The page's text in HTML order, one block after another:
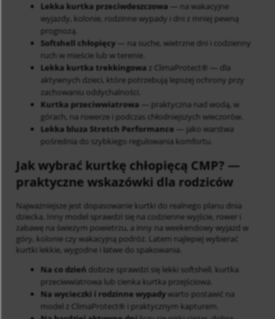
Lekka kurtka przeciwdeszczowa — na wakacyjne
wyjazdy, kolonie, rodzinne wypady i dni z mniej pewną
prognozą.
Softshell chłopięcy — na suche, wietrzne dni i codzienny
ruch w mieście lub w terenie.
Lekka kurtka trekkingowa z ClimaProtect® — dla
aktywnych dzieci, które potrzebują lepszej ochrony przy
zachowaniu oddychalności.
Kurtka przeciwwiatrowa — praktyczna nad wodą, w
górach, na rowerze i podczas chłodniejszych wieczorów.
Lekka bluza Stretch Performance — jako warstwa
pośrednia do szybkiego regulowania komfortu.
Jak wybrać kurtkę chłopięcą CMP? —
praktyczne wskazówki dla rodziców
Najważniejsze jest dopasowanie kurtki do realnego planu dnia
dziecka. Inny model sprawdzi się na codzienne wyjście, rower i
zabawę na świeżym powietrzu, a inny na weekendowy wyjazd w
góry, kolonie czy wakacyjną podróż. Latem najlepiej wybierać
kurtki lekkie, wygodne i łatwe do spakowania.
Na co dzień dobrze sprawdzi się lekki softshell, kurtka
przeciwwiatrowa lub cienka kurtka przejściowa.
Na wycieczki i rodzinne wypady warto postawić na
model z ClimaProtect® i praktycznym kapturem.